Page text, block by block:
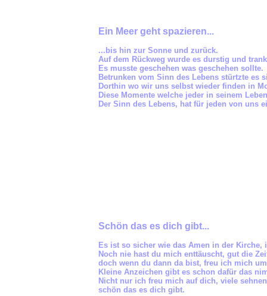
Ein Meer geht spazieren...
...bis hin zur Sonne und zurück.
Auf dem Rückweg wurde es durstig und
Es musste geschehen was geschehen sollte.
Betrunken vom Sinn des Lebens stürtzte es
Dorthin wo wir uns selbst wieder finden in
Diese Momente welche jeder in seinem
Der Sinn des Lebens, hat für jeden von uns
Schön das es dich gibt...
Es ist so sicher wie das Amen in der Kirche,
Noch nie hast du mich enttäuscht, gut die
doch wenn du dann da bist, freu ich mich
Kleine Anzeichen gibt es schon dafür das
Nicht nur ich freu mich auf dich, viele
schön das es dich gibt.